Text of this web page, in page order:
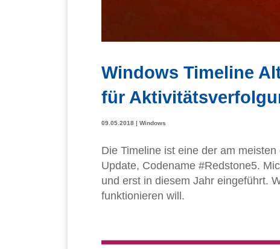
Windows Timeline
für
09.05.2018 | Windows
Die Timeline ist eine der am
Update, Codename #Redstone5.
und erst in diesem Jahr eingeführt.
funktionieren will.